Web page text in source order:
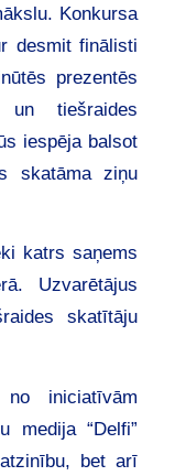
Konkursa
desmit finālisti
prezentēs
tiešraides
iespēja balsot
skatāma ziņu
katrs saņems
Uzvarētājus
skatītāju
iniciatīvām
medija “Delfi”
bet arī